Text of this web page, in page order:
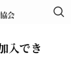
入でき